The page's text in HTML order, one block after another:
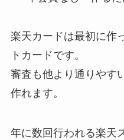
楽天カードは最初に作
トカードです。
審査も他より通りやす
作れます。
年に数回行われる楽天